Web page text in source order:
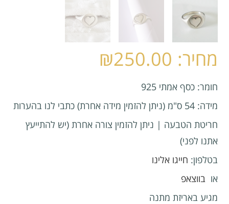
₪250.00
חומר: כסף אמתי 925
מידה: 54 ס"מ (ניתן להזמין מידה אחרת) כתבי לנו בהערות
חריטת הטבעה | ניתן להזמין צורה אחרת (יש להתייעץ
אתנו לפני)
בטלפון: חייגו אלינו
או בווצאפ
מגיע באריזת מתנה